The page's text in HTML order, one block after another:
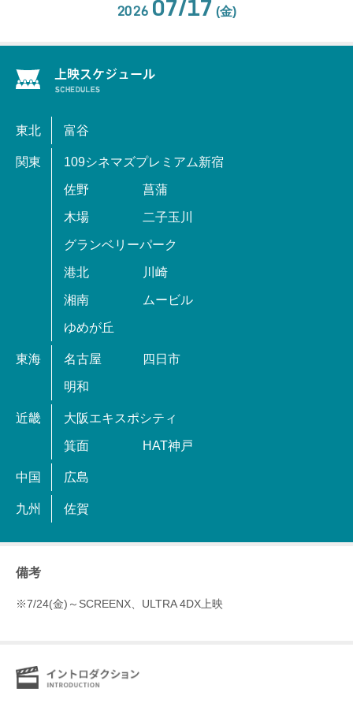
2026 07/17 (金)
東北 富谷
関東 109シネマズプレミアム新宿
佐野 菖蒲
木場 二子玉川
グランベリーパーク
港北 川崎
湘南 ムービル
ゆめが丘
東海 名古屋 四日市
明和
近畿 大阪エキスポシティ
箕面 HAT神戸
中国 広島
九州 佐賀
備考
※7/24(金)～SCREENX、ULTRA 4DX上映